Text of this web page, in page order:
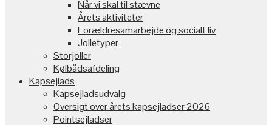
Når vi skal til stævne
Årets aktiviteter
Forældresamarbejde og socialt liv
Jolletyper
Storjoller
Kølbådsafdeling
Kapsejlads
Kapsejladsudvalg
Oversigt over årets kapsejladser 2026
Pointsejladser